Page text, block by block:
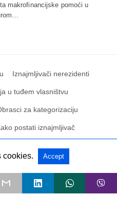
makrofinancijske pomoći u
Iznajmljivači nerezidenti
u tuđem vlasništvu
za kategorizaciju
postati iznajmljivač
View Non-AMP Version
cookies. Accept